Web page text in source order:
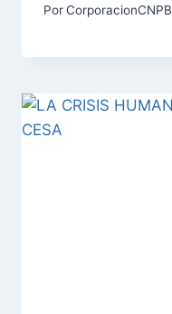
PorCorporacionCNPB